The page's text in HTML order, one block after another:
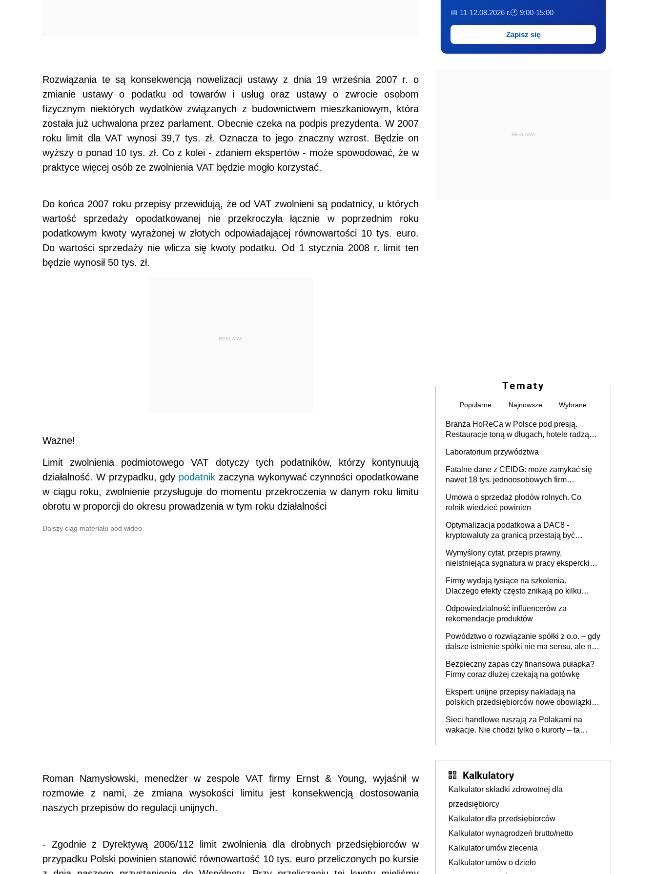
Rozwiązania te są konsekwencją nowelizacji ustawy z dnia 19 września 2007 r. o
zmianie ustawy o podatku od towarów i usług oraz ustawy o zwrocie osobom
fizycznym niektórych wydatków związanych z budownictwem mieszkaniowym, która
została już uchwalona przez parlament. Obecnie czeka na podpis prezydenta. W 2007
roku limit dla VAT wynosi 39,7 tys. zł. Oznacza to jego znaczny wzrost. Będzie on
wyższy o ponad 10 tys. zł. Co z kolei - zdaniem ekspertów - może spowodować, że w
praktyce więcej osób ze zwolnienia VAT będzie mogło korzystać.
Do końca 2007 roku przepisy przewidują, że od VAT zwolnieni są podatnicy, u których
wartość sprzedaży opodatkowanej nie przekroczyła łącznie w poprzednim roku
podatkowym kwoty wyrażonej w złotych odpowiadającej równowartości 10 tys. euro.
Do wartości sprzedaży nie wlicza się kwoty podatku. Od 1 stycznia 2008 r. limit ten
będzie wynosił 50 tys. zł.
REKLAMA
Ważne!
Limit zwolnienia podmiotowego VAT dotyczy tych podatników, którzy kontynuują
działalność. W przypadku, gdy podatnik zaczyna wykonywać czynności opodatkowane
w ciągu roku, zwolnienie przysługuje do momentu przekroczenia w danym roku limitu
obrotu w proporcji do okresu prowadzenia w tym roku działalności
Dalszy ciąg materiału pod wideo
Roman Namysłowski, menedżer w zespole VAT firmy Ernst & Young, wyjaśnił w
rozmowie z nami, że zmiana wysokości limitu jest konsekwencją dostosowania
naszych przepisów do regulacji unijnych.
- Zgodnie z Dyrektywą 2006/112 limit zwolnienia dla drobnych przedsiębiorców w
przypadku Polski powinien stanowić równowartość 10 tys. euro przeliczonych po kursie
📅 11-12.08.2026 r.🕐 9:00-15:00
Zapisz się
REKLAMA
Tematy
Popularne Najnowsze Wybrane
Branża HoReCa w Polsce pod presją.
Restauracje toną w długach, hotele radzą
Laboratorium przywództwa
Fatalne dane z CEIDG: może zamykać się
nawet 18 tys. jednoosobowych firm
Umowa o sprzedaż płodów rolnych. Co
rolnik wiedzieć powinien
Optymalizacja podatkowa a DAC8 -
kryptowaluty za granicą przestają być
Wymyślony cytat, przepis prawny,
nieistniejąca sygnatura w pracy eksperckiej -
firmie
Firmy wydają tysiące na szkolenia.
Dlaczego efekty często znikają po kilku
Odpowiedzialność influencerów za
rekomendacje produktów
Powództwo o rozwiązanie spółki z o.o. – gdy
dalsze istnienie spółki nie ma sensu, ale nie
Bezpieczny zapas czy finansowa pułapka?
Firmy coraz dłużej czekają na gotówkę
Ekspert: unijne przepisy nakładają na
polskich przedsiębiorców nowe obowiązki w
Sieci handlowe ruszają za Polakami na
wakacje. Nie chodzi tylko o kurorty – ta
Kalkulatory
Kalkulator składki zdrowotnej dla
przedsiębiorcy
Kalkulator dla przedsiębiorców
Kalkulator wynagrodzeń brutto/netto
Kalkulator umów zlecenia
Kalkulator umów o dzieło